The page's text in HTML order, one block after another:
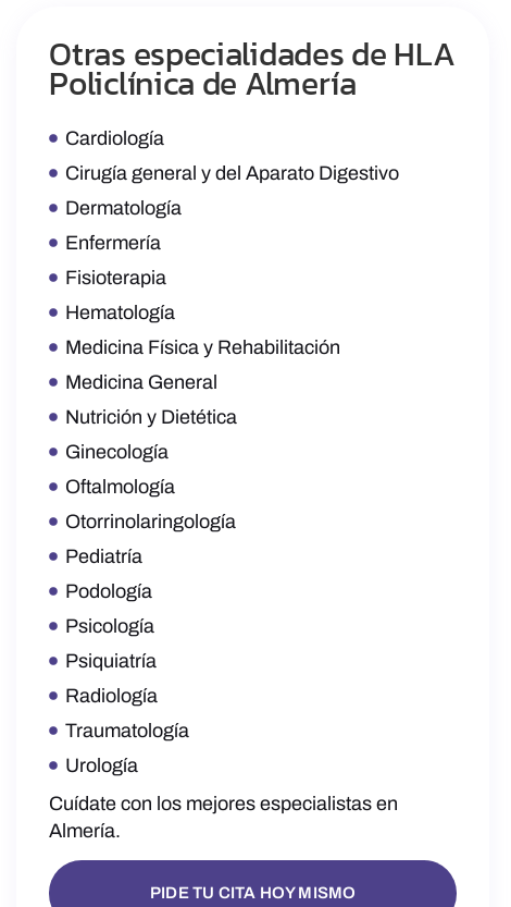
Otras especialidades de HLA
Policlínica de Almería
Cardiología
Cirugía general y del Aparato Digestivo
Dermatología
Enfermería
Fisioterapia
Hematología
Medicina Física y Rehabilitación
Medicina General
Nutrición y Dietética
Ginecología
Oftalmología
Otorrinolaringología
Pediatría
Podología
Psicología
Psiquiatría
Radiología
Traumatología
Urología
Cuídate con los mejores especialistas en
Almería.
PIDE TU CITA HOY MISMO